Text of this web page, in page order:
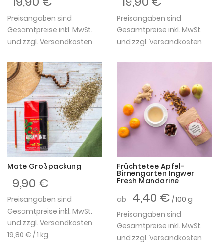
Preisangaben sind
Gesamtpreise inkl. MwSt.
und zzgl. Versandkosten
Preisangaben sind
Gesamtpreise inkl. MwSt.
und zzgl. Versandkosten
Mate Großpackung
9,90 €
Preisangaben sind
Gesamtpreise inkl. MwSt.
und zzgl. Versandkosten
19,80 € / 1 kg
Früchtetee Apfel-
Birnengarten Ingwer
Fresh Mandarine
ab
4,40 € / 100 g
Preisangaben sind
Gesamtpreise inkl. MwSt.
und zzgl. Versandkosten